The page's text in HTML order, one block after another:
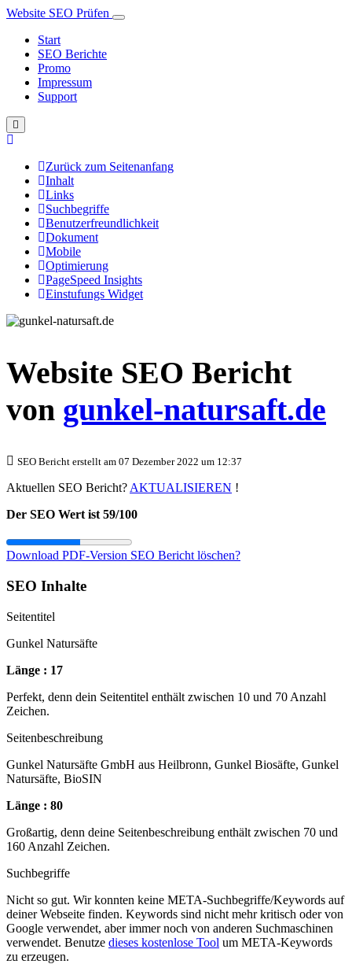
Website SEO Prüfen
Start
SEO Berichte
Promo
Impressum
Support
Zurück zum Seitenanfang
Inhalt
Links
Suchbegriffe
Benutzerfreundlichkeit
Dokument
Mobile
Optimierung
PageSpeed Insights
Einstufungs Widget
Website SEO Bericht
von gunkel-natursaft.de
SEO Bericht erstellt am 07 Dezember 2022 um 12:37
Aktuellen SEO Bericht? AKTUALISIEREN !
Der SEO Wert ist 59/100
Download PDF-Version SEO Bericht löschen?
SEO Inhalte
Seitentitel
Gunkel Natursäfte
Länge : 17
Perfekt, denn dein Seitentitel enthält zwischen 10 und 70 Anzahl
Zeichen.
Seitenbeschreibung
Gunkel Natursäfte GmbH aus Heilbronn, Gunkel Biosäfte, Gunkel
Natursäfte, BioSIN
Länge : 80
Großartig, denn deine Seitenbeschreibung enthält zwischen 70 und
160 Anzahl Zeichen.
Suchbegriffe
Nicht so gut. Wir konnten keine META-Suchbegriffe/Keywords auf
deiner Webseite finden. Keywords sind nicht mehr kritisch oder von
Google verwendet, aber immer noch von anderen Suchmaschinen
verwendet. Benutze dieses kostenlose Tool um META-Keywords
zu erzeugen.